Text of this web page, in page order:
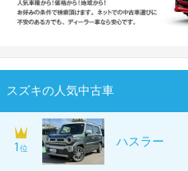
スズキの人気中古車
1 位 ハスラー